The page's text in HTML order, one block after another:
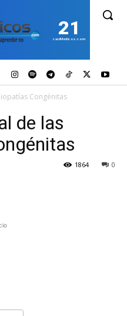
21
casiMedicos.com
Congénitas
de las
0
1864